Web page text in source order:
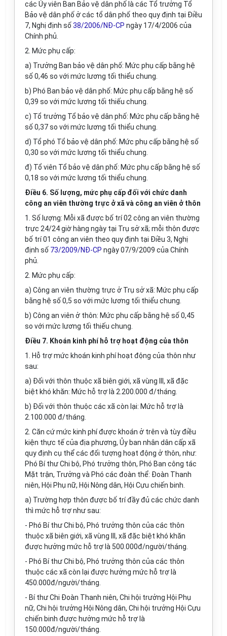
các Ủy viên Ban Bảo vệ dân phố là các Tổ trưởng Tổ
Bảo vệ dân phố ở các tổ dân phố theo quy định tại Điều
7, Nghị định số 38/2006/NĐ-CP ngày 17/4/2006 của
Chính phủ.
2. Mức phụ cấp:
a) Trưởng Ban bảo vệ dân phố: Mức phụ cấp bằng hệ
số 0,46 so với mức lương tối thiểu chung.
b) Phó Ban bảo vệ dân phố: Mức phụ cấp bằng hệ số
0,39 so với mức lương tối thiếu chung.
c) Tổ trưởng Tổ bảo vệ dân phố: Mức phụ cấp bằng hệ
số 0,37 so với mức lương tối thiểu chung.
d) Tổ phó Tổ bảo vệ dân phố: Mức phụ cấp bằng hệ số
0,30 so với mức lương tối thiểu chung.
đ) Tổ viên Tổ bảo vệ dân phố: Mức phụ cấp bằng hệ số
0,18 so với mức lương tối thiểu chung.
Điều 6. Số lượng, mức phụ cấp đối với chức danh
công an viên thường trực ở xã và công an viên ở thôn
1. Số lượng: Mỗi xã được bố trí 02 công an viên thường
trực 24/24 giờ hàng ngày tại Trụ sở xã; mỗi thôn được
bố trí 01 công an viên theo quy định tại Điều 3, Nghị
định số 73/2009/NĐ-CP ngày 07/9/2009 của Chính
phủ.
2. Mức phụ cấp:
a) Công an viên thường trực ở Trụ sở xã: Mức phụ cấp
bằng hệ số 0,5 so với mức lương tối thiểu chung.
b) Công an viên ở thôn: Mức phụ cấp bằng hệ số 0,45
so với mức lương tối thiếu chung.
Điều 7. Khoán kinh phí hỗ trợ hoạt động của thôn
1. Hỗ trợ mức khoán kinh phí hoạt động của thôn như
sau:
a) Đối với thôn thuộc xã biên giới, xã vùng III, xã đặc
biệt khó khăn: Mức hỗ trợ là 2.200.000 đ/tháng.
b) Đối với thôn thuộc các xã còn lại: Mức hỗ trợ là
2.100.000 đ/tháng.
2. Căn cứ mức kinh phí được khoán ở trên và tùy điều
kiện thực tế của địa phương, Ủy ban nhân dân cấp xã
quy định cụ thể các đối tượng hoạt động ở thôn, như:
Phó Bí thư Chi bộ, Phó trưởng thôn, Phó Ban công tác
Mặt trận, Trưởng và Phó các đoàn thể: Đoàn Thanh
niên, Hội Phụ nữ, Hội Nông dân, Hội Cựu chiến binh.
a) Trường hợp thôn được bố trí đầy đủ các chức danh
thì mức hỗ trợ như sau:
- Phó Bí thư Chi bộ, Phó trưởng thôn của các thôn
thuộc xã biên giới, xã vùng III, xã đặc biệt khó khăn
được hưởng mức hỗ trợ là 500.000đ/người/tháng.
- Phó Bí thư Chi bộ, Phó trưởng thôn của các thôn
thuộc các xã còn lại được hưởng mức hỗ trợ là
450.000đ/người/tháng.
- Bí thư Chi Đoàn Thanh niên, Chi hội trưởng Hội Phụ
nữ, Chi hội trưởng Hội Nông dân, Chi hội trưởng Hội Cựu
chiến binh được hưởng mức hỗ trợ là
150.000đ/người/tháng.